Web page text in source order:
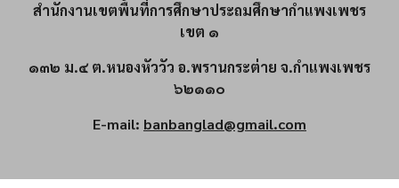
สำนักงานเขตพื้นที่การศึกษาประถมศึกษากำแพงเพชร
เขต ๑
๑๓๒ ม.๔ ต.หนองหัววัว อ.พรานกระต่าย จ.กำแพงเพชร
๖๒๑๑๐
E-mail: banbanglad@gmail.com